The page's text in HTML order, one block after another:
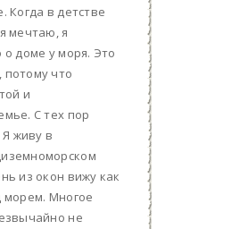
Когда в детстве
мечтаю, я
о доме у моря. Это
что
и
С тех пор
живу в
из окон вижу как
морем. Многое
не